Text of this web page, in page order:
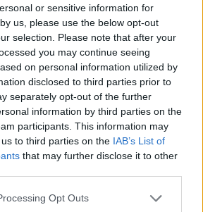
or sensitive information for
us, please use the below opt-out
selection. Please note that after your
you may continue seeing
on personal information utilized by
disclosed to third parties prior to
separately opt-out of the further
information by third parties on the
participants. This information may
to third parties on the IAB’s List of
that may further disclose it to other
website/app uses one or more Google
Opt Outs
της Πάμελα Άντερσον
πάντες - «Θα πουλάω...»